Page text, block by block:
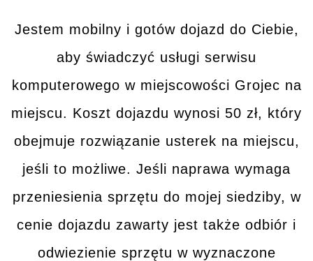
Jestem mobilny i gotów dojazd do Ciebie,
aby świadczyć usługi serwisu
komputerowego w miejscowości Grojec na
miejscu. Koszt dojazdu wynosi 50 zł, który
obejmuje rozwiązanie usterek na miejscu,
jeśli to możliwe. Jeśli naprawa wymaga
przeniesienia sprzętu do mojej siedziby, w
cenie dojazdu zawarty jest także odbiór i
odwiezienie sprzętu w wyznaczone